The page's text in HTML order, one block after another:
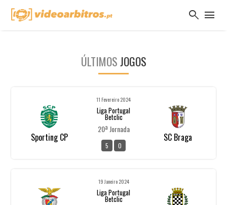
search menu
ÚLTIMOSJOGOS
Sporting CP
11 Fevereiro 2024
Liga Portugal
Betclic
20ª Jornada
5 0
SC Braga
19 Janeiro 2024
Liga Portugal
Betclic